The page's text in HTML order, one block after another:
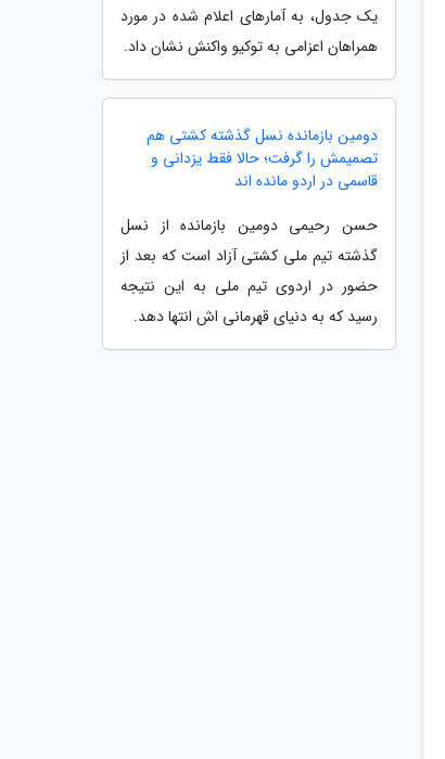
یک جدول، به آمارهای اعلام شده در مورد
همراهان اعزامی به توکیو واکنش نشان داد.
دومین بازمانده نسل گذشته کشتی هم
تصمیمش را گرفت؛ حالا فقط یزدانی و
قاسمی در اردو مانده اند
حسن رحیمی دومین بازمانده از نسل
گذشته تیم ملی کشتی آزاد است که بعد از
حضور در اردوی تیم ملی به این نتیجه
رسید که به دنیای قهرمانی اش انتها دهد.